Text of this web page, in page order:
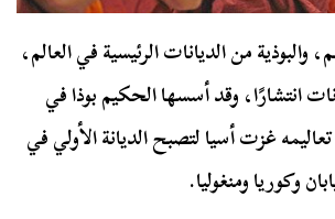
والبوذية من الديانات الرئيسية في العالم،
انتشارًا، وقد أسسها الحكيم بوذا في
غزت أسيا لتصبح الديانة الأولي في
وكوريا ومنغوليا.